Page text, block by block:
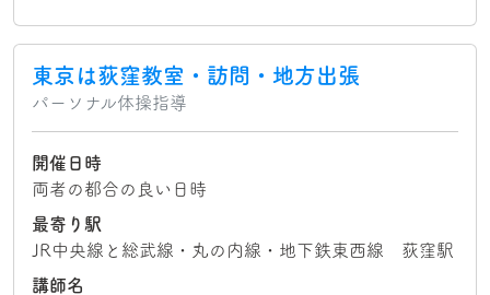
東京は荻窪教室・訪問・地方出張
パーソナル体操指導
開催日時
両者の都合の良い日時
最寄り駅
JR中央線と総武線・丸の内線・地下鉄東西線 荻窪駅
講師名